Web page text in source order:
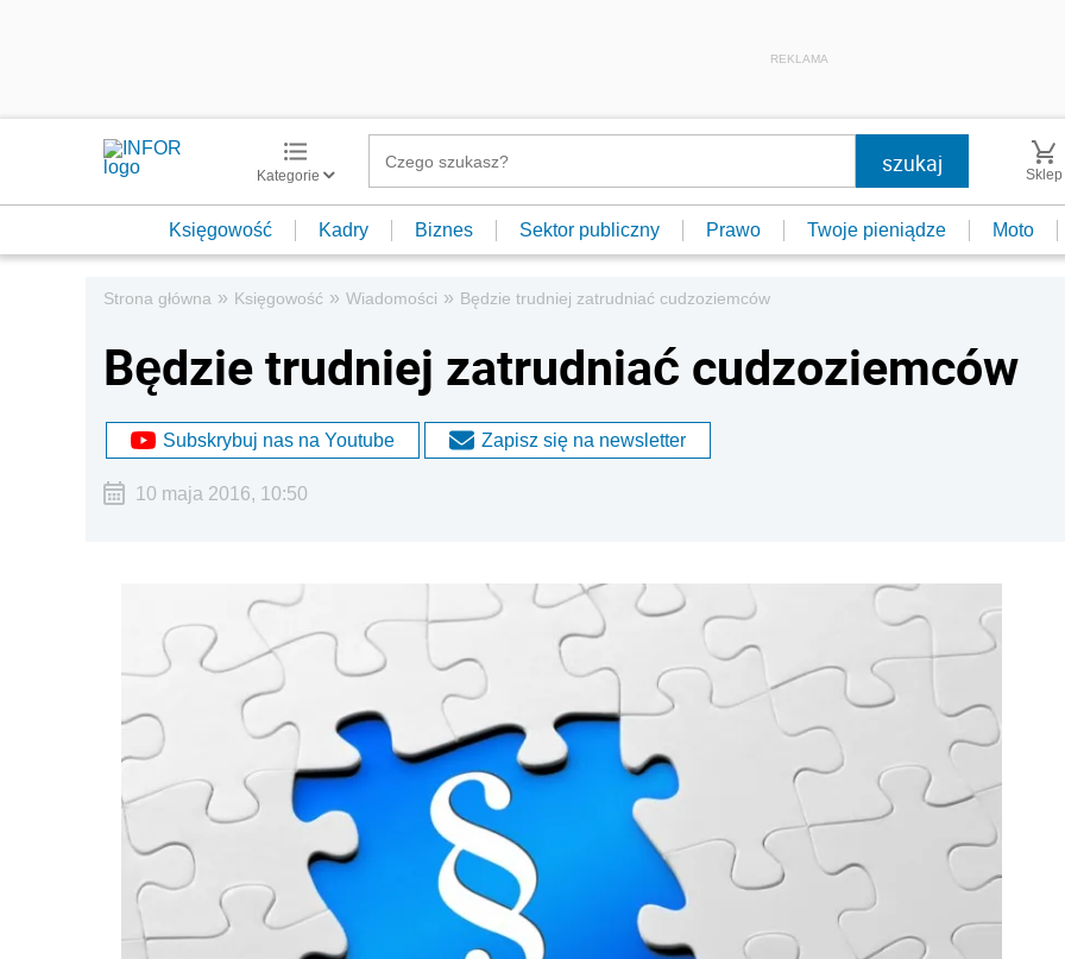
REKLAMA
Kategorie Sklep
Księgowość Kadry Biznes Sektor publiczny Prawo Twoje pieniądze Moto
Strona główna » Księgowość » Wiadomości » Będzie trudniej zatrudniać cudzoziemców
Będzie trudniej zatrudniać cudzoziemców
Subskrybuj nas na Youtube Zapisz się na newsletter
10 maja 2016, 10:50